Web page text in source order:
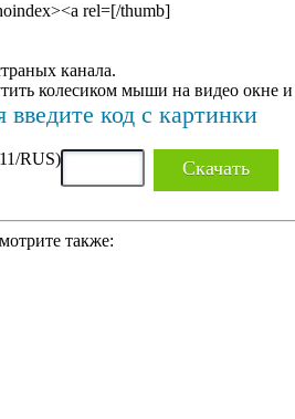
rel=[/thumb]
канала.
колесиком мыши на видео окне
введите код с картинки
Скачать
также: